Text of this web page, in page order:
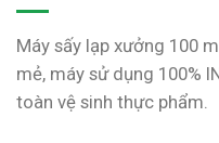
Máy sấy lạp xưởng 100
mẻ, máy sử dụng 100%
toàn vệ sinh thực phẩm.